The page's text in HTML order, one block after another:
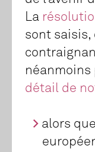
La
sont saisis,
néanmoins
détail de
alors